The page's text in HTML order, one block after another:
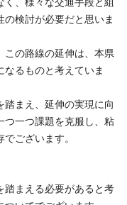
検討が必要だと思いま
この路線の延伸は、本県
るものと考えていま
まえ、延伸の実現に向
つ一つ課題を克服し、粘
ございます。
踏まえる必要があると考